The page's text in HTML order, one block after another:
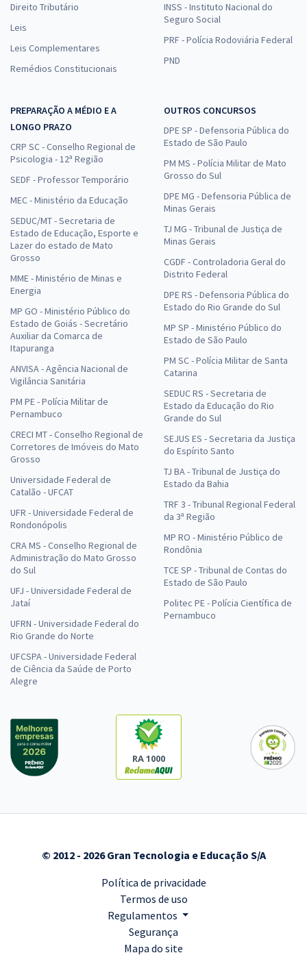
Direito Tributário
Leis
Leis Complementares
Remédios Constitucionais
INSS - Instituto Nacional do
Seguro Social
PRF - Polícia Rodoviária Federal
PND
PREPARAÇÃO A MÉDIO E A
LONGO PRAZO
CRP SC - Conselho Regional de
Psicologia - 12ª Região
SEDF - Professor Temporário
MEC - Ministério da Educação
SEDUC/MT - Secretaria de
Estado de Educação, Esporte e
Lazer do estado de Mato
Grosso
MME - Ministério de Minas e
Energia
MP GO - Ministério Público do
Estado de Goiás - Secretário
Auxiliar da Comarca de
Itapuranga
ANVISA - Agência Nacional de
Vigilância Sanitária
PM PE - Polícia Militar de
Pernambuco
CRECI MT - Conselho Regional de
Corretores de Imóveis do Mato
Grosso
Universidade Federal de
Catalão - UFCAT
UFR - Universidade Federal de
Rondonópolis
CRA MS - Conselho Regional de
Administração do Mato Grosso
do Sul
UFJ - Universidade Federal de
Jataí
UFRN - Universidade Federal do
Rio Grande do Norte
UFCSPA - Universidade Federal
de Ciência da Saúde de Porto
Alegre
OUTROS CONCURSOS
DPE SP - Defensoria Pública do
Estado de São Paulo
PM MS - Polícia Militar de Mato
Grosso do Sul
DPE MG - Defensoria Pública de
Minas Gerais
TJ MG - Tribunal de Justiça de
Minas Gerais
CGDF - Controladoria Geral do
Distrito Federal
DPE RS - Defensoria Pública do
Estado do Rio Grande do Sul
MP SP - Ministério Público do
Estado de São Paulo
PM SC - Polícia Militar de Santa
Catarina
SEDUC RS - Secretaria de
Estado da Educação do Rio
Grande do Sul
SEJUS ES - Secretaria da Justiça
do Espírito Santo
TJ BA - Tribunal de Justiça do
Estado da Bahia
TRF 3 - Tribunal Regional Federal
da 3ª Região
MP RO - Ministério Público de
Rondônia
TCE SP - Tribunal de Contas do
Estado de São Paulo
Politec PE - Polícia Científica de
Pernambuco
RA 1000
© 2012 - 2026 Gran Tecnologia e Educação S/A
Política de privacidade
Termos de uso
Regulamentos
Segurança
Mapa do site